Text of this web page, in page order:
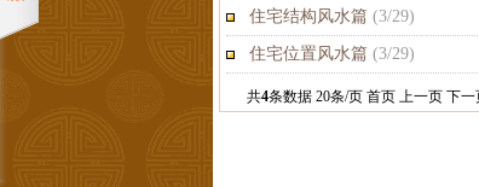
住宅结构风水篇 (3/29)
住宅位置风水篇 (3/29)
共4条数据 20条/页 首页 上一页 下一